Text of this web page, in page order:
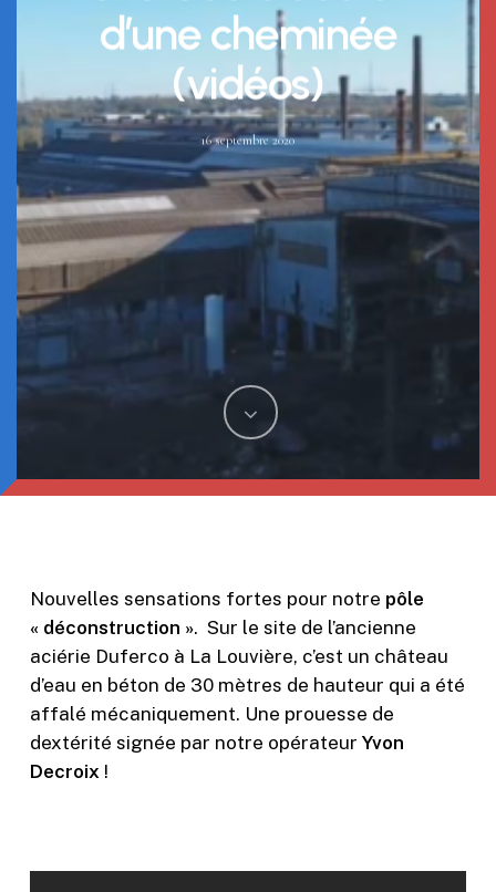
d’une cheminée
(vidéos)
16 septembre 2020
Nouvelles sensations fortes pour notre pôle
« déconstruction ». Sur le site de l’ancienne
aciérie Duferco à La Louvière, c’est un château
d’eau en béton de 30 mètres de hauteur qui a été
affalé mécaniquement. Une prouesse de
dextérité signée par notre opérateur Yvon
Decroix!